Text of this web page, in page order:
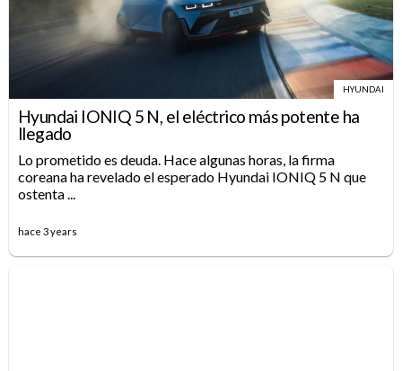
HYUNDAI
Hyundai IONIQ 5 N, el eléctrico más potente ha
llegado
Lo prometido es deuda. Hace algunas horas, la firma
coreana ha revelado el esperado Hyundai IONIQ 5 N que
ostenta ...
hace 3 years